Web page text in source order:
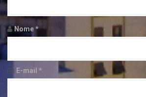
Nome*
E-mail *